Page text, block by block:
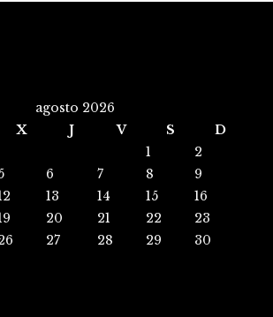
agosto 2026
X J V S
D
1
2
6 7 8
9
13 14 15
16
20 21 22
23
27 28 29
30